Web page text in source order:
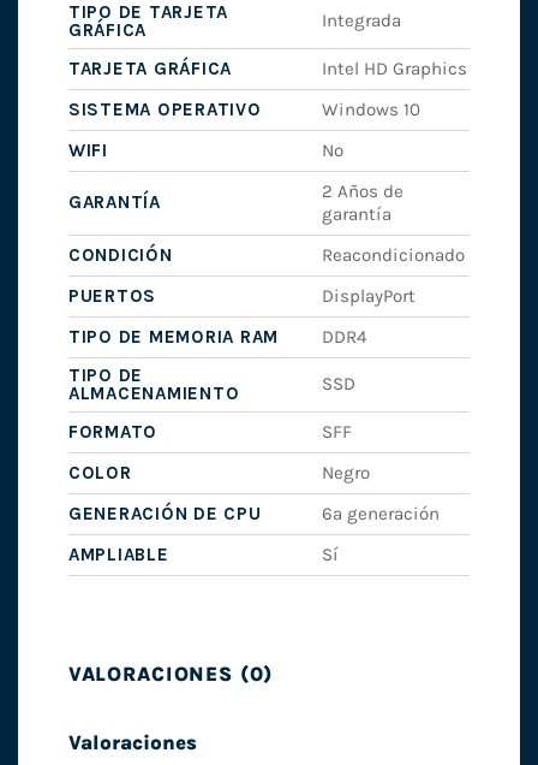
TIPO DE TARJETA
GRÁFICA
Integrada
TARJETA GRÁFICA
Intel HD Graphics
SISTEMA OPERATIVO
Windows 10
WIFI
No
GARANTÍA
2 Años de
garantía
CONDICIÓN
Reacondicionado
PUERTOS
DisplayPort
TIPO DE MEMORIA RAM
DDR4
TIPO DE
ALMACENAMIENTO
SSD
FORMATO
SFF
COLOR
Negro
GENERACIÓN DE CPU
6ª generación
AMPLIABLE
Sí
VALORACIONES (0)
Valoraciones